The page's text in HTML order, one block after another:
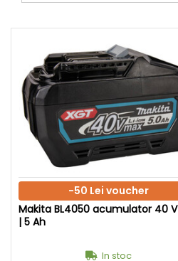
-50 Lei voucher
Makita BL4050 acumulator 40 V
| 5 Ah
In stoc